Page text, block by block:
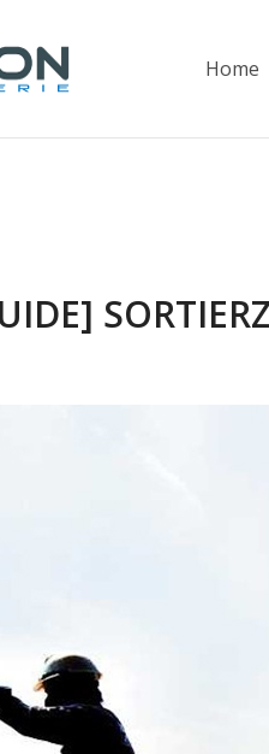
Home